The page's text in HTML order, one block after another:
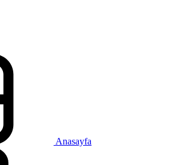
Anasayfa